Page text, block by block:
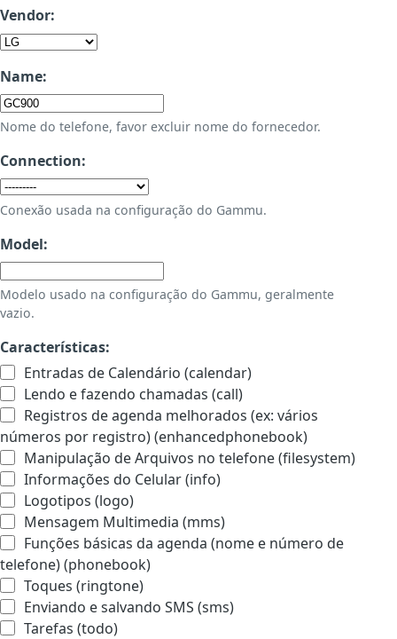
Vendor:
Name:
Nome do telefone, favor excluir nome do fornecedor.
Connection:
Conexão usada na configuração do Gammu.
Model:
Modelo usado na configuração do Gammu, geralmente
vazio.
Características:
Entradas de Calendário (calendar)
Lendo e fazendo chamadas (call)
Registros de agenda melhorados (ex: vários
números por registro) (enhancedphonebook)
Manipulação de Arquivos no telefone (filesystem)
Informações do Celular (info)
Logotipos (logo)
Mensagem Multimedia (mms)
Funções básicas da agenda (nome e número de
telefone) (phonebook)
Toques (ringtone)
Enviando e salvando SMS (sms)
Tarefas (todo)